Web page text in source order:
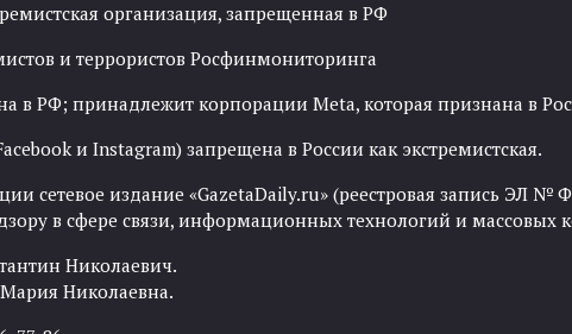
организация, запрещенная в РФ
и террористов Росфинмониторинга
в РФ; принадлежит корпорации Meta, которая признана в
и Instagram) запрещена в России как экстремистская.
сетевое издание «GazetaDaily.ru» (реестровая запись ЭЛ №
в сфере связи, информационных технологий и массовых
Николаевич.
Николаевна.